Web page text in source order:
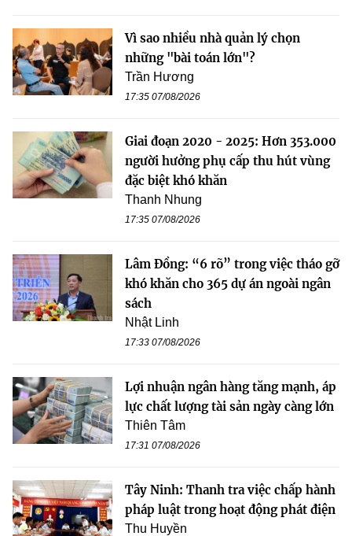
Vì sao nhiều nhà quản lý chọn
những "bài toán lớn"?
Trần Hương
17:35 07/08/2026
Giai đoạn 2020 - 2025: Hơn 353.000
người hưởng phụ cấp thu hút vùng
đặc biệt khó khăn
Thanh Nhung
17:35 07/08/2026
Lâm Đồng: “6 rõ” trong việc tháo gỡ
khó khăn cho 365 dự án ngoài ngân
sách
Nhật Linh
17:33 07/08/2026
Lợi nhuận ngân hàng tăng mạnh, áp
lực chất lượng tài sản ngày càng lớn
Thiên Tâm
17:31 07/08/2026
Tây Ninh: Thanh tra việc chấp hành
pháp luật trong hoạt động phát điện
Thu Huyền